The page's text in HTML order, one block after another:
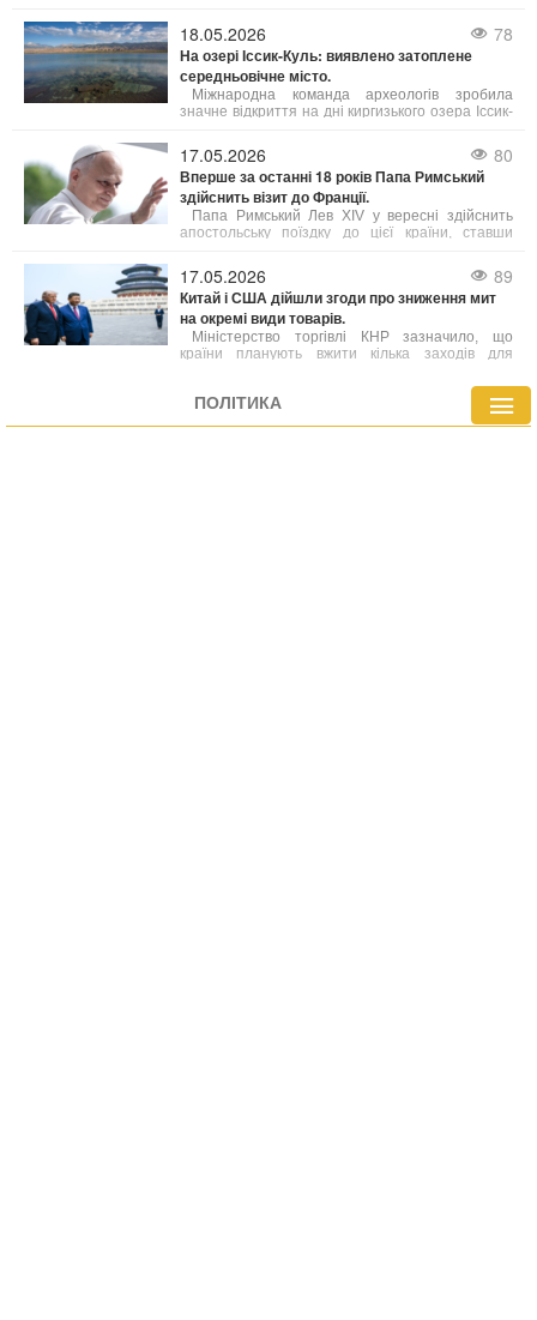
північно-західної частини провінції Британська
Колумбія до Німеччини.
18.05.2026 78
На озері Іссик-Куль: виявлено затоплене
середньовічне місто.
Міжнародна команда археологів зробила
значне відкриття на дні киргизького озера Іссик-
Це знахідка, яку автори вже назвали однією з
найважливіших за останні роки, порівнюють за
своєю значущістю з легендарною Атлантидою.
17.05.2026 80
Вперше за останні 18 років Папа Римський
здійснить візит до Франції.
Папа Римський Лев XIV у вересні здійснить
апостольську поїздку до цієї країни, ставши
17.05.2026 89
Китай і США дійшли згоди про зниження мит
на окремі види товарів.
Міністерство торгівлі КНР зазначило, що
країни планують вжити кілька заходів для
При цьому деталі угод поки що уточнюються.
ПОЛІТИКА